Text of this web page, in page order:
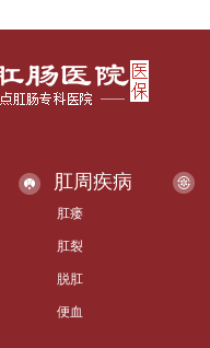
肛周疾病
肛瘘
肛裂
脱肛
便血